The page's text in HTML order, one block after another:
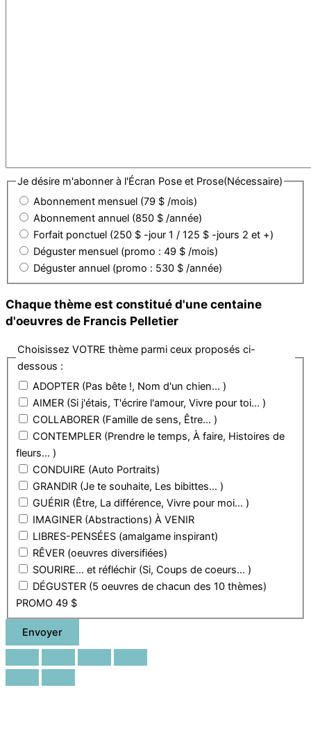
Je désire m'abonner à l'Écran Pose et Prose(Nécessaire)
Abonnement mensuel (79 $ /mois)
Abonnement annuel (850 $ /année)
Forfait ponctuel (250 $ -jour 1 / 125 $ -jours 2 et +)
Déguster mensuel (promo : 49 $ /mois)
Déguster annuel (promo : 530 $ /année)
Chaque thème est constitué d'une centaine
d'oeuvres de Francis Pelletier
Choisissez VOTRE thème parmi ceux proposés ci-
dessous :
ADOPTER (Pas bête !, Nom d'un chien... )
AIMER (Si j'étais, T'écrire l'amour, Vivre pour toi... )
COLLABORER (Famille de sens, Être... )
CONTEMPLER (Prendre le temps, À faire, Histoires de
fleurs... )
CONDUIRE (Auto Portraits)
GRANDIR (Je te souhaite, Les bibittes... )
GUÉRIR (Être, La différence, Vivre pour moi... )
IMAGINER (Abstractions) À VENIR
LIBRES-PENSÉES (amalgame inspirant)
RÊVER (oeuvres diversifiées)
SOURIRE... et réfléchir (Si, Coups de coeurs... )
DÉGUSTER (5 oeuvres de chacun des 10 thèmes)
PROMO 49 $
Envoyer